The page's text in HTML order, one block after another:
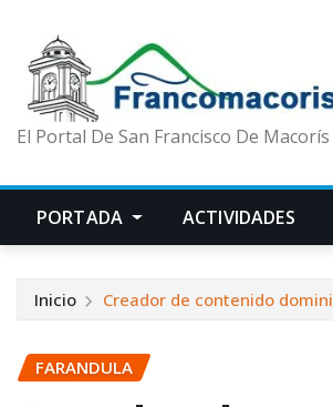
El Portal De San Francisco De Macorís
PORTADA ACTIVIDADES
Inicio Creador de contenido
FARANDULA